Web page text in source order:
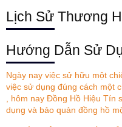
Lịch Sử Thương
Hướng Dẫn Sử
Ngày nay việc sử hữu một
việc sử dụng đúng cách một
, hôm nay Đồng Hồ Hiệu Tín
dụng và bảo quản đồng hồ